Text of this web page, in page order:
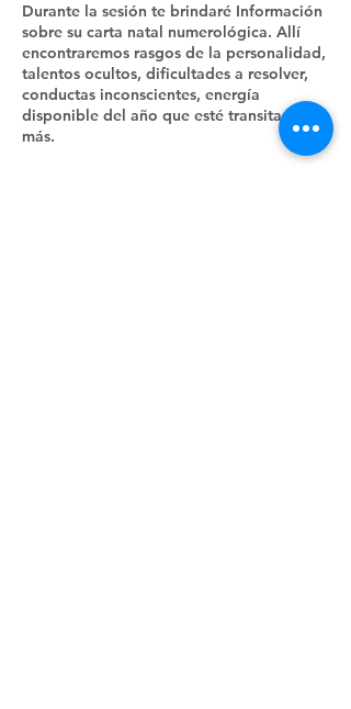
Durante la sesión te brindaré Información
sobre su carta natal numerológica. Allí
encontraremos rasgos de la personalidad,
talentos ocultos, dificultades a resolver,
conductas inconscientes, energía
disponible del año que esté transitando y
más.